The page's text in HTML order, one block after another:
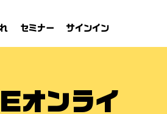
セミナー サインイン
オンライ